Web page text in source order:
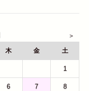
木 金 土
1
6 7 8